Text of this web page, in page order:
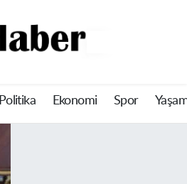
Politika Ekonomi Spor